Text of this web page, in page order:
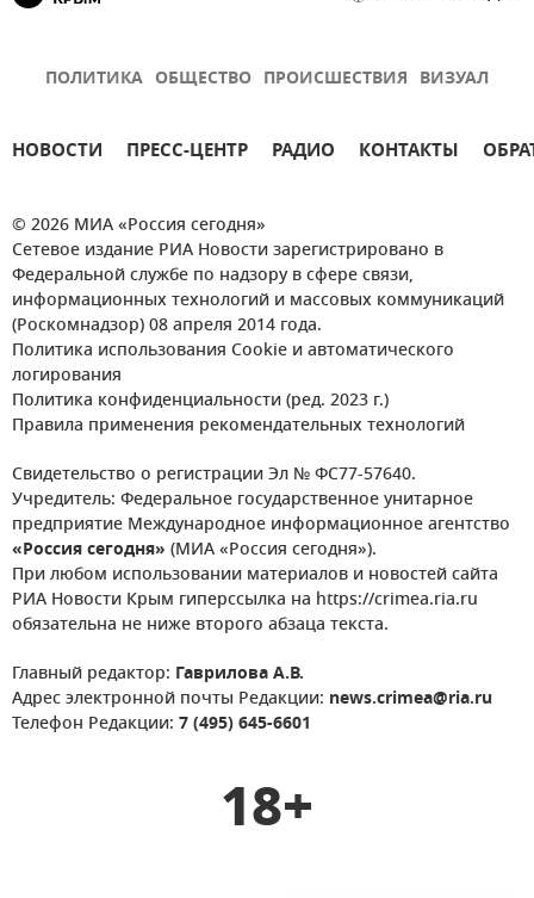
ПОЛИТИКА ОБЩЕСТВО ПРОИСШЕСТВИЯ ВИЗУАЛ
НОВОСТИ ПРЕСС-ЦЕНТР РАДИО КОНТАКТЫ
© 2026 МИА «Россия сегодня»
Сетевое издание РИА Новости зарегистрировано в
Федеральной службе по надзору в сфере связи,
информационных технологий и массовых коммуникаций
(Роскомнадзор) 08 апреля 2014 года.
Политика использования Cookie и автоматического
логирования
Политика конфиденциальности (ред. 2023 г.)
Правила применения рекомендательных технологий
Свидетельство о регистрации Эл № ФС77-57640.
Учредитель: Федеральное государственное унитарное
предприятие Международное информационное агентство
«Россия сегодня» (МИА «Россия сегодня»).
При любом использовании материалов и новостей сайта
РИА Новости Крым гиперссылка на https://crimea.ria.ru
обязательна не ниже второго абзаца текста.
Главный редактор: Гаврилова А.В.
Адрес электронной почты Редакции: news.crimea@ria.ru
Телефон Редакции: 7 (495) 645-6601
18+